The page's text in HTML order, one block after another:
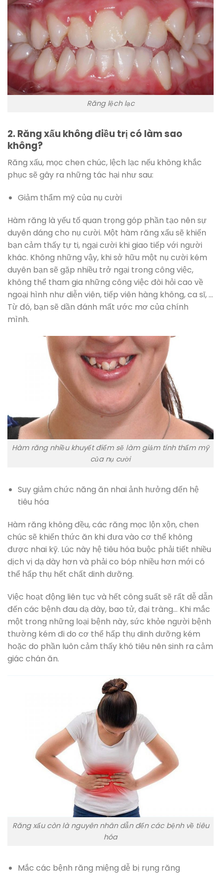
Răng lệch lạc
2. Răng xấu không điều trị có làm sao
không?
Răng xấu, mọc chen chúc, lệch lạc nếu không khắc
phục sẽ gây ra những tác hại như sau:
Giảm thẩm mỹ của nụ cười
Hàm răng là yếu tố quan trọng góp phần tạo nên sự
duyên dáng cho nụ cười. Một hàm răng xấu sẽ khiến
bạn cảm thấy tự ti, ngại cười khi giao tiếp với người
khác. Không những vậy, khi sở hữu một nụ cười kém
duyên bạn sẽ gặp nhiều trở ngại trong công việc,
không thể tham gia những công việc đòi hỏi cao về
ngoại hình như diễn viên, tiếp viên hàng không, ca sĩ, …
Từ đó, bạn sẽ dần đánh mất ước mơ của chính
mình.
Hàm răng nhiều khuyết điểm sẽ làm giảm tính thẩm mỹ
của nụ cười
Suy giảm chức năng ăn nhai ảnh hưởng đến hệ
tiêu hóa
Hàm răng không đều, các răng mọc lộn xộn, chen
chúc sẽ khiến thức ăn khi đưa vào cơ thể không
được nhai kỹ. Lúc này hệ tiêu hóa buộc phải tiết nhiều
dịch vị dạ dày hơn và phải co bóp nhiều hơn mới có
thể hấp thụ hết chất dinh dưỡng.
Việc hoạt động liên tục và hết công suất sẽ rất dễ dẫn
đến các bệnh đau dạ dày, bao tử, đại tràng… Khi mắc
một trong những loại bệnh này, sức khỏe người bệnh
thường kém đi do cơ thể hấp thụ dinh dưỡng kém
hoặc do phần luôn cảm thấy khó tiêu nên sinh ra cảm
giác chán ăn.
Răng xấu còn là nguyên nhân dẫn đến các bệnh về tiêu
hóa
Mắc các bệnh răng miệng dễ bị rụng răng